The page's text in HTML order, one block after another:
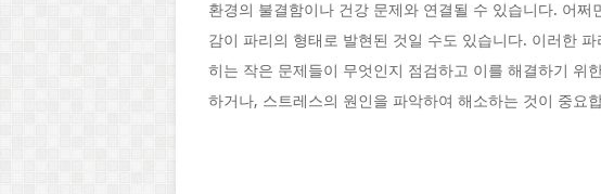
환경의 불결함이나 건강 문제와 연결될 수 있습니다. 어
감이 파리의 형태로 발현된 것일 수도 있습니다. 이러한
히는 작은 문제들이 무엇인지 점검하고 이를 해결하기 위
하거나, 스트레스의 원인을 파악하여 해소하는 것이 중요